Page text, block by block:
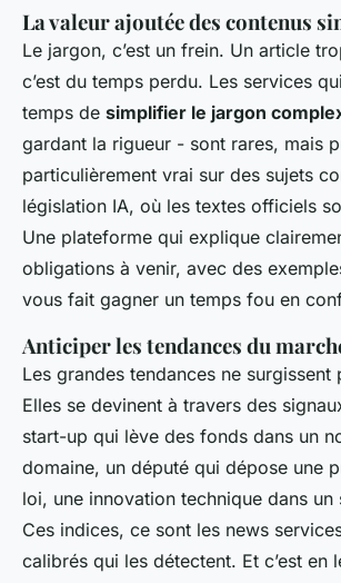
La valeur ajoutée des contenus
Le jargon, c’est un frein. Un article
c’est du temps perdu. Les services
temps de simplifier le jargon
gardant la rigueur - sont rares, mais
particulièrement vrai sur des sujets
législation IA, où les textes officiels
Une plateforme qui explique
obligations à venir, avec des
vous fait gagner un temps fou en
Anticiper les tendances du
Les grandes tendances ne surgissent
Elles se devinent à travers des
start-up qui lève des fonds dans un
domaine, un député qui dépose une
loi, une innovation technique dans un
Ces indices, ce sont les news
calibrés qui les détectent. Et c’est en